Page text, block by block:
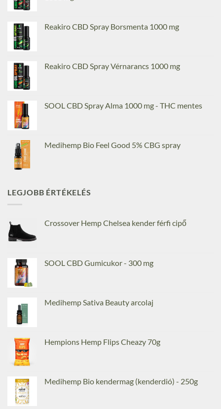
Reakiro CBD Spray Borsmenta 1000 mg
Reakiro CBD Spray Vérnarancs 1000 mg
SOOL CBD Spray Alma 1000 mg - THC mentes
Medihemp Bio Feel Good 5% CBG spray
LEGJOBB ÉRTÉKELÉS
Crossover Hemp Chelsea kender férfi cipő
SOOL CBD Gumicukor - 300 mg
Medihemp Sativa Beauty arcolaj
Hempions Hemp Flips Cheazy 70g
Medihemp Bio kendermag (kenderdió) - 250g